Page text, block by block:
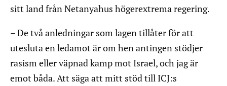
sitt land från Netanyahus högerextrema regering.
– De två anledningar som lagen tillåter för att
utesluta en ledamot är om hen antingen stödjer
rasism eller väpnad kamp mot Israel, och jag är
emot båda. Att säga att mitt stöd till ICJ:s